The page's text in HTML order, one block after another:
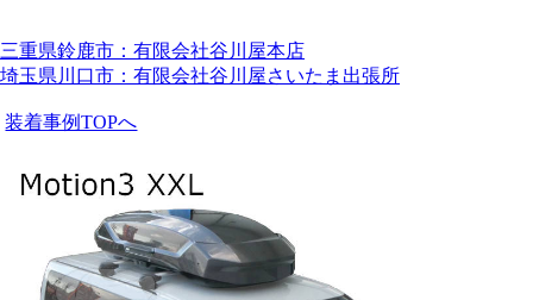
三重県鈴鹿市：有限会社谷川屋本店
埼玉県川口市：有限会社谷川屋さいたま出張所
装着事例TOPへ